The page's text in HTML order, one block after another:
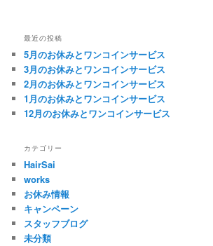
最近の投稿
5月のお休みとワンコインサービス
3月のお休みとワンコインサービス
2月のお休みとワンコインサービス
1月のお休みとワンコインサービス
12月のお休みとワンコインサービス
カテゴリー
HairSai
works
お休み情報
キャンペーン
スタッフブログ
未分類